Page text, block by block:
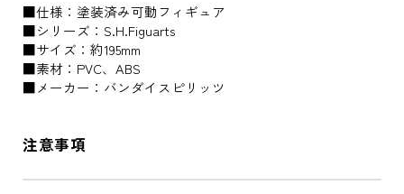
■仕様：塗装済み可動フィギュア
■シリーズ：S.H.Figuarts
■サイズ：約195mm
■素材：PVC、ABS
■メーカー：バンダイスピリッツ
注意事項